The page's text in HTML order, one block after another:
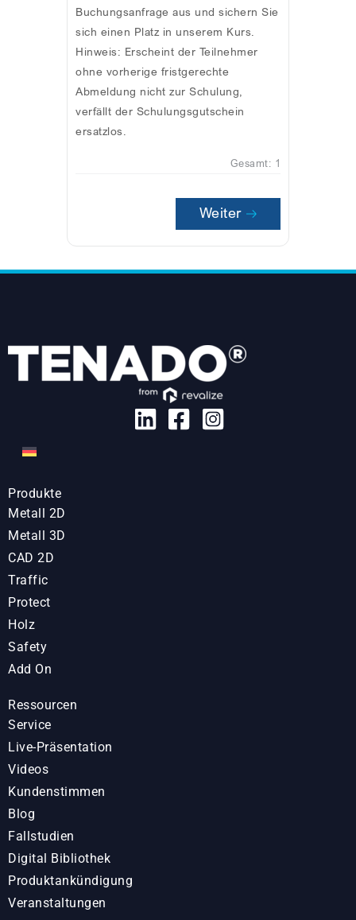
Buchungsanfrage aus und sichern Sie
sich einen Platz in unserem Kurs.
Hinweis: Erscheint der Teilnehmer
ohne vorherige fristgerechte
Abmeldung nicht zur Schulung,
verfällt der Schulungsgutschein
ersatzlos.
Gesamt: 1
Weiter
Produkte
Metall 2D
Metall 3D
CAD 2D
Traffic
Protect
Holz
Safety
Add On
Ressourcen
Service
Live-Präsentation
Videos
Kundenstimmen
Blog
Fallstudien
Digital Bibliothek
Produktankündigung
Veranstaltungen